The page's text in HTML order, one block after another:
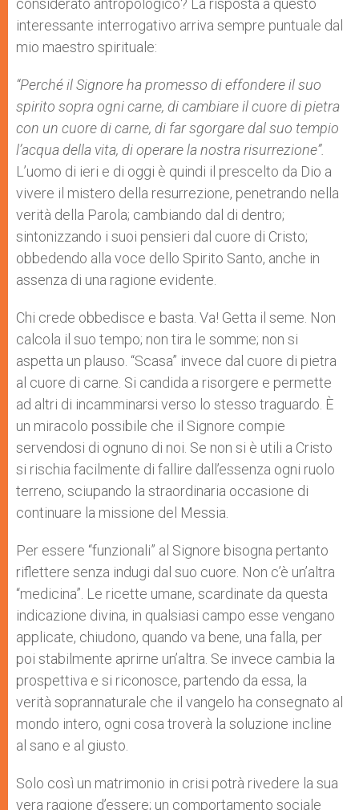
considerato antropologico? La risposta a questo
interessante interrogativo arriva sempre puntuale dal
mio maestro spirituale:
“Perché il Signore ha promesso di effondere il suo
spirito sopra ogni carne, di cambiare il cuore di pietra
con un cuore di carne, di far sgorgare dal suo tempio
l’acqua della vita, di operare la nostra risurrezione”.
L’uomo di ieri e di oggi è quindi il prescelto da Dio a
vivere il mistero della resurrezione, penetrando nella
verità della Parola; cambiando dal di dentro;
sintonizzando i suoi pensieri dal cuore di Cristo;
obbedendo alla voce dello Spirito Santo, anche in
assenza di una ragione evidente.
Chi crede obbedisce e basta. Va! Getta il seme. Non
calcola il suo tempo; non tira le somme; non si
aspetta un plauso. “Scasa” invece dal cuore di pietra
al cuore di carne. Si candida a risorgere e permette
ad altri di incamminarsi verso lo stesso traguardo. È
un miracolo possibile che il Signore compie
servendosi di ognuno di noi. Se non si è utili a Cristo
si rischia facilmente di fallire dall’essenza ogni ruolo
terreno, sciupando la straordinaria occasione di
continuare la missione del Messia.
Per essere “funzionali” al Signore bisogna pertanto
riflettere senza indugi dal suo cuore. Non c’è un’altra
“medicina”. Le ricette umane, scardinate da questa
indicazione divina, in qualsiasi campo esse vengano
applicate, chiudono, quando va bene, una falla, per
poi stabilmente aprirne un’altra. Se invece cambia la
prospettiva e si riconosce, partendo da essa, la
verità soprannaturale che il vangelo ha consegnato al
mondo intero, ogni cosa troverà la soluzione incline
al sano e al giusto.
Solo così un matrimonio in crisi potrà rivedere la sua
vera ragione d’essere; un comportamento sociale